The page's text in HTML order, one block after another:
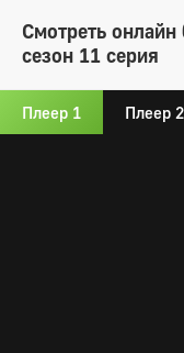
Смотреть
сезон 11 серия
Плеер 1 Плеер 2